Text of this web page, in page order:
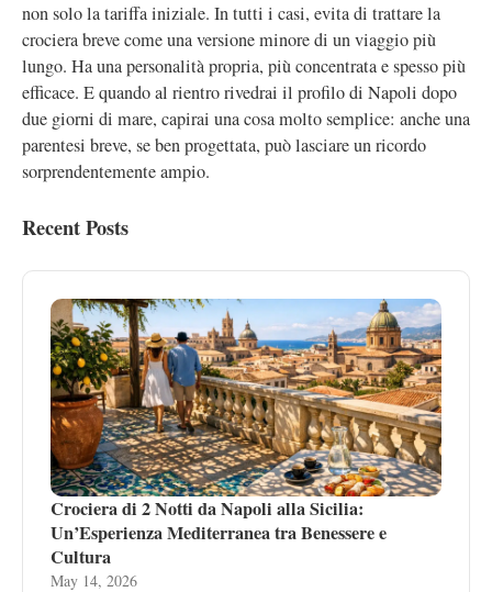
non solo la tariffa iniziale. In tutti i casi, evita di trattare la
crociera breve come una versione minore di un viaggio più
lungo. Ha una personalità propria, più concentrata e spesso più
efficace. E quando al rientro rivedrai il profilo di Napoli dopo
due giorni di mare, capirai una cosa molto semplice: anche una
parentesi breve, se ben progettata, può lasciare un ricordo
sorprendentemente ampio.
Recent Posts
Crociera di 2 Notti da Napoli alla Sicilia:
Un’Esperienza Mediterranea tra Benessere e
Cultura
May 14, 2026